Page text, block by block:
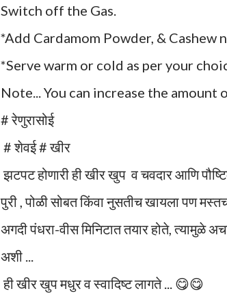
Switch off the Gas.
*Add Cardamom Powder, & Cashew
*Serve warm or cold as per your
Note... You can increase the amount
# रेणुरासोई
# शेवई # खीर
झटपट होणारी ही खीर खुप व चवदार आणि
पुरी , पोळी सोबत किंवा नुसतीच खायला पण
अगदी पंधरा-वीस मिनिटात तयार होते, त्यामुळे
अशी ‌...
ही खीर खुप मधुर व स्वादिष्ट लागते ... 😋😋